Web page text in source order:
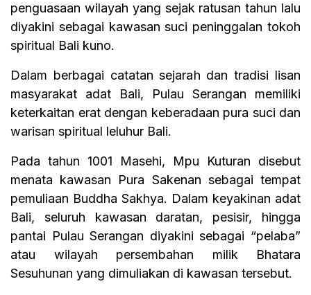
penguasaan wilayah yang sejak ratusan tahun lalu
diyakini sebagai kawasan suci peninggalan tokoh
spiritual Bali kuno.
Dalam berbagai catatan sejarah dan tradisi lisan
masyarakat adat Bali, Pulau Serangan memiliki
keterkaitan erat dengan keberadaan pura suci dan
warisan spiritual leluhur Bali.
Pada tahun 1001 Masehi, Mpu Kuturan disebut
menata kawasan Pura Sakenan sebagai tempat
pemuliaan Buddha Sakhya. Dalam keyakinan adat
Bali, seluruh kawasan daratan, pesisir, hingga
pantai Pulau Serangan diyakini sebagai “pelaba”
atau wilayah persembahan milik Bhatara
Sesuhunan yang dimuliakan di kawasan tersebut.